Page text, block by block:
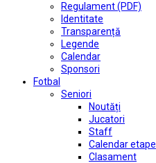
Regulament (PDF)
Identitate
Transparență
Legende
Calendar
Sponsori
Fotbal
Seniori
Noutăți
Jucatori
Staff
Calendar etape
Clasament